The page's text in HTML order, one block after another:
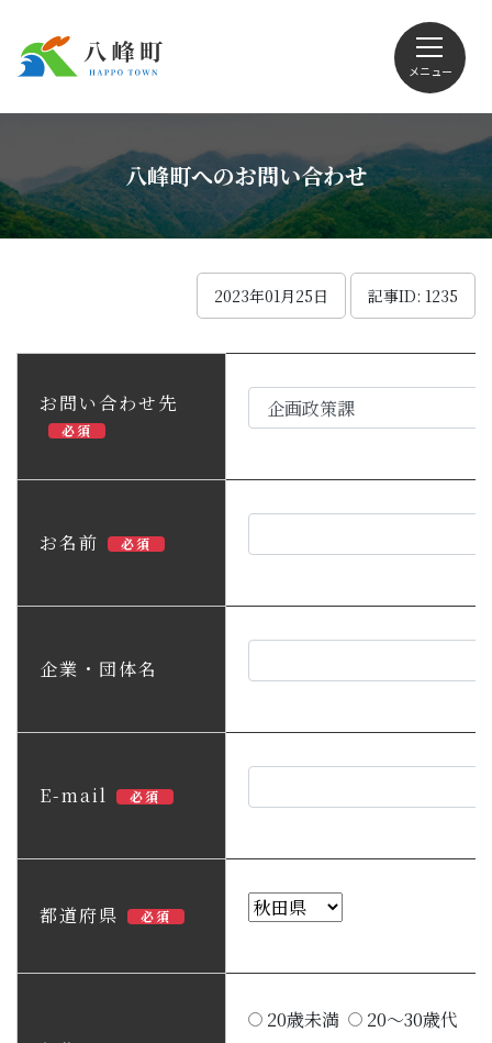
メニュー
Foreign language
観光
八峰町へのお問い合わせ
2023年01月25日 記事ID: 1235
お問い合わせ先
必須
お名前 必須
企業・団体名
E-mail 必須
都道府県 必須
20歳未満
20～30歳代